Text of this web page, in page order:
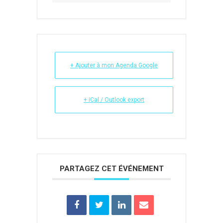
+ Ajouter à mon Agenda Google
+ iCal / Outlook export
PARTAGEZ CET ÉVÉNEMENT